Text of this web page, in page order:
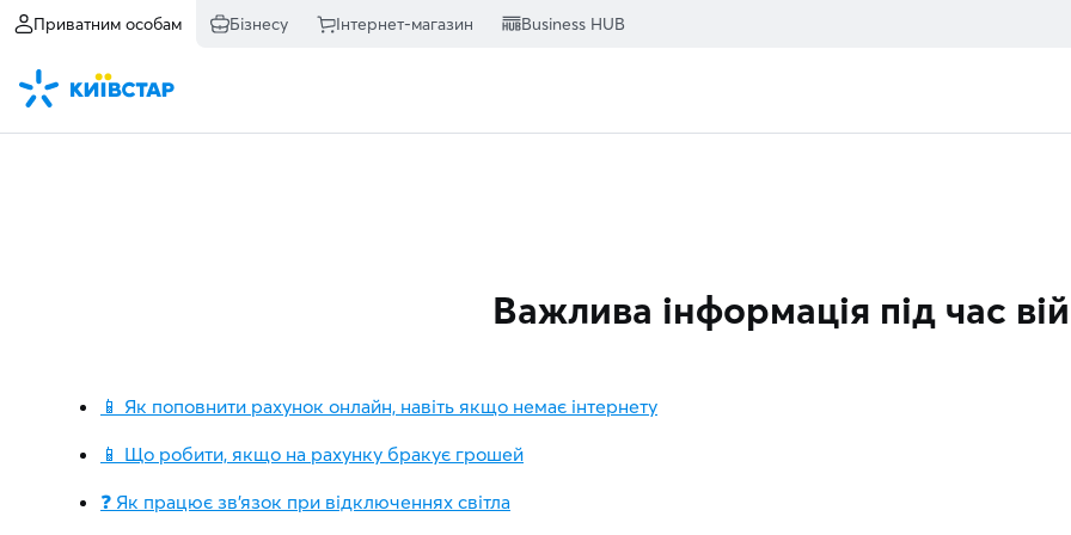
Приватним особам Бізнесу Інтернет-магазин Business HUB
Важлива інформація під час
📱 Як поповнити рахунок онлайн, навіть якщо немає інтернету
📱 Що робити, якщо на рахунку бракує грошей
❓ Як працює зв'язок при відключеннях світла